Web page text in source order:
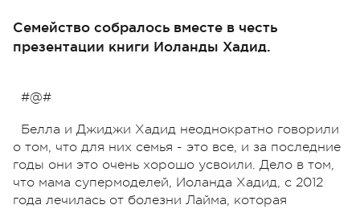
Семейство собралось вместе в честь
презентации книги Иоланды Хадид.
#@#
Белла и Джиджи Хадид неоднократно говорили
о том, что для них семья - это все, и за последние
годы они это очень хорошо усвоили. Дело в том,
что мама супермоделей, Иоланда Хадид, с 2012
года лечилась от болезни Лайма, которая